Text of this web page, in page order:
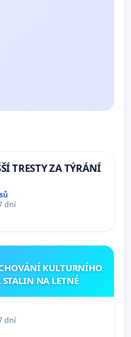
TRESTY ZA TÝRÁNÍ
dní
KULTURNÍHO
STALIN NA LETNÉ
dní